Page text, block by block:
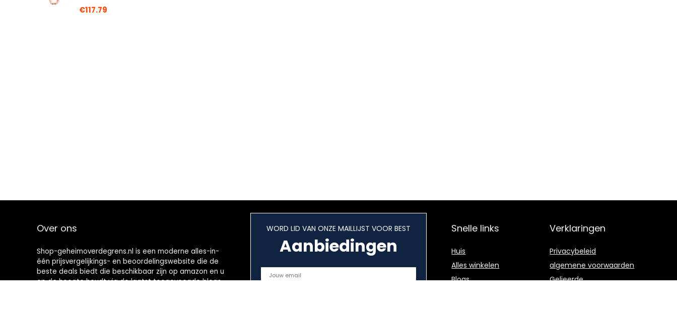
€117.79
Over ons
Shop-geheimoverdegrens.nl is een moderne alles-in-
één prijsvergelijkings- en beoordelingswebsite die de
beste deals biedt die beschikbaar zijn op amazon en u
op de hoogte houdt via de laatst toegevoegde blogs.
WORD LID VAN ONZE MAILLIJST VOOR BEST
Aanbiedingen
Snelle links
Huis
Alles winkelen
Blogs
Verklaringen
Privacybeleid
algemene voorwaarden
Gelieerde